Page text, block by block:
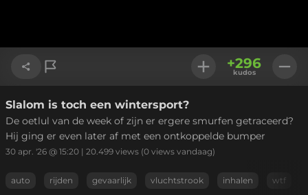
Link kopiëren
+296
kudos
Slalom is toch een wintersport?
De oetlul van de week of zijn er ergere smurfen getraceerd?
Hij ging er even later af met een ontkoppelde bumper
30 apr. '26 @ 15:20 | 20.499 views (0 views vandaag)
auto rijden gevaarlijk vluchtstrook inhalen wtf